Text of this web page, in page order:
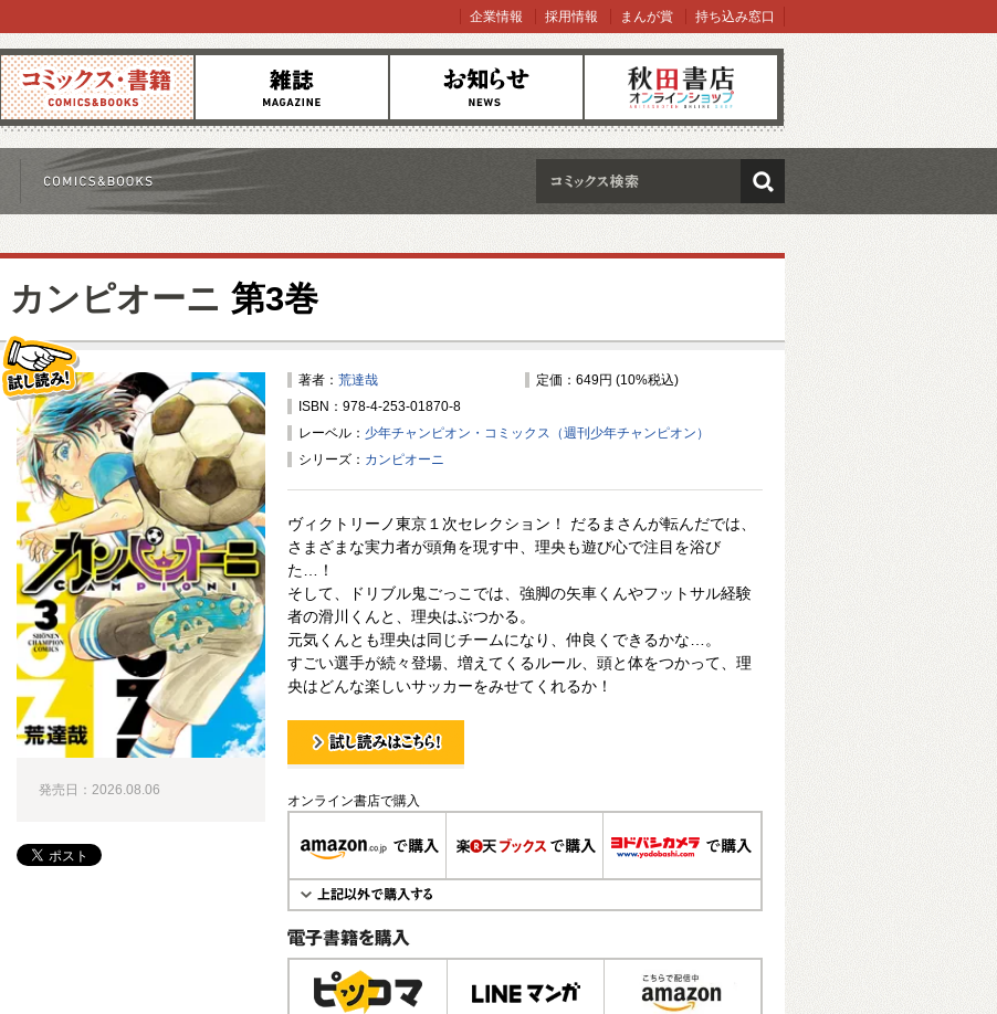
コミックス 雑誌 お知らせ オンラインショップ
企業情報 採用情報 まんが賞 持ち込み窓口
検索
カンピオーニ 第3巻
著者： 荒達哉
定価：649円 (10%税込)
ISBN：978-4-253-01870-8
レーベル： 少年チャンピオン・コミックス（週刊少年チャンピオン）
シリーズ： カンピオーニ
ヴィクトリーノ東京１次セレクション！ だるまさんが転んだでは、
さまざまな実力者が頭角を現す中、理央も遊び心で注目を浴び
た…！
そして、ドリブル鬼ごっこでは、強脚の矢車くんやフットサル経験
者の滑川くんと、理央はぶつかる。
元気くんとも理央は同じチームになり、仲良くできるかな…。
すごい選手が続々登場、増えてくるルール、頭と体をつかって、理
央はどんな楽しいサッカーをみせてくれるか！
試し読み！
オンライン書店で購入
電子書籍で購入
発売日：2026.08.06